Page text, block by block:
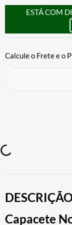
ESTÁ COM
Capacete